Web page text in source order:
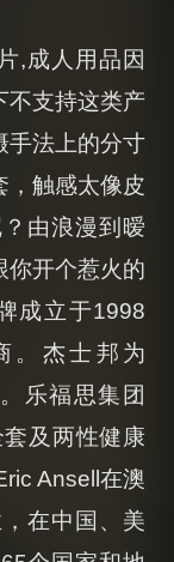
,成人用品因
不支持这类产
手法上的分寸
，触感太像皮
由浪漫到暧
你开个惹火的
成立于1998
。杰士邦为
乐福思集团
套及两性健康
Ansell在澳
在中国、美